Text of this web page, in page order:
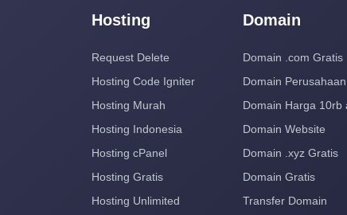
Hosting
Request Delete
Hosting Code Igniter
Hosting Murah
Hosting Indonesia
Hosting cPanel
Hosting Gratis
Hosting Unlimited
Domain
Domain .com Gratis
Domain Perusahaan
Domain Harga 10rb
Domain Website
Domain .xyz Gratis
Domain Gratis
Transfer Domain